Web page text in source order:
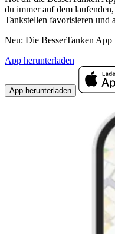
du immer auf dem
Tankstellen favorisieren und
Neu: Die BesserTanken
App herunterladen
App herunterladen